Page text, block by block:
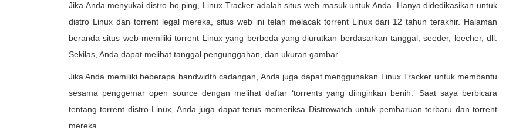
Jika Anda menyukai distro ho ping, Linux Tracker adalah situs web masuk untuk Anda. Hanya didedikasikan untuk
distro Linux dan torrent legal mereka, situs web ini telah melacak torrent Linux dari 12 tahun terakhir. Halaman
beranda situs web memiliki torrent Linux yang berbeda yang diurutkan berdasarkan tanggal, seeder, leecher, dll.
Sekilas, Anda dapat melihat tanggal pengunggahan, dan ukuran gambar.
Jika Anda memiliki beberapa bandwidth cadangan, Anda juga dapat menggunakan Linux Tracker untuk membantu
sesama penggemar open source dengan melihat daftar ‘torrents yang diinginkan benih.’ Saat saya berbicara
tentang torrent distro Linux, Anda juga dapat terus memeriksa Distrowatch untuk pembaruan terbaru dan torrent
mereka.